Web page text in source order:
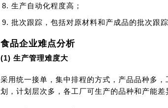
生产自动化程度高；
批次跟踪，包括对原材料和产成品的批次跟踪
食品企业难点分析
(1) 生产管理难度大
采用统一接单，集中排程的方式，产品品种多
划，计划层次多，各工厂可生产的品种和产能差